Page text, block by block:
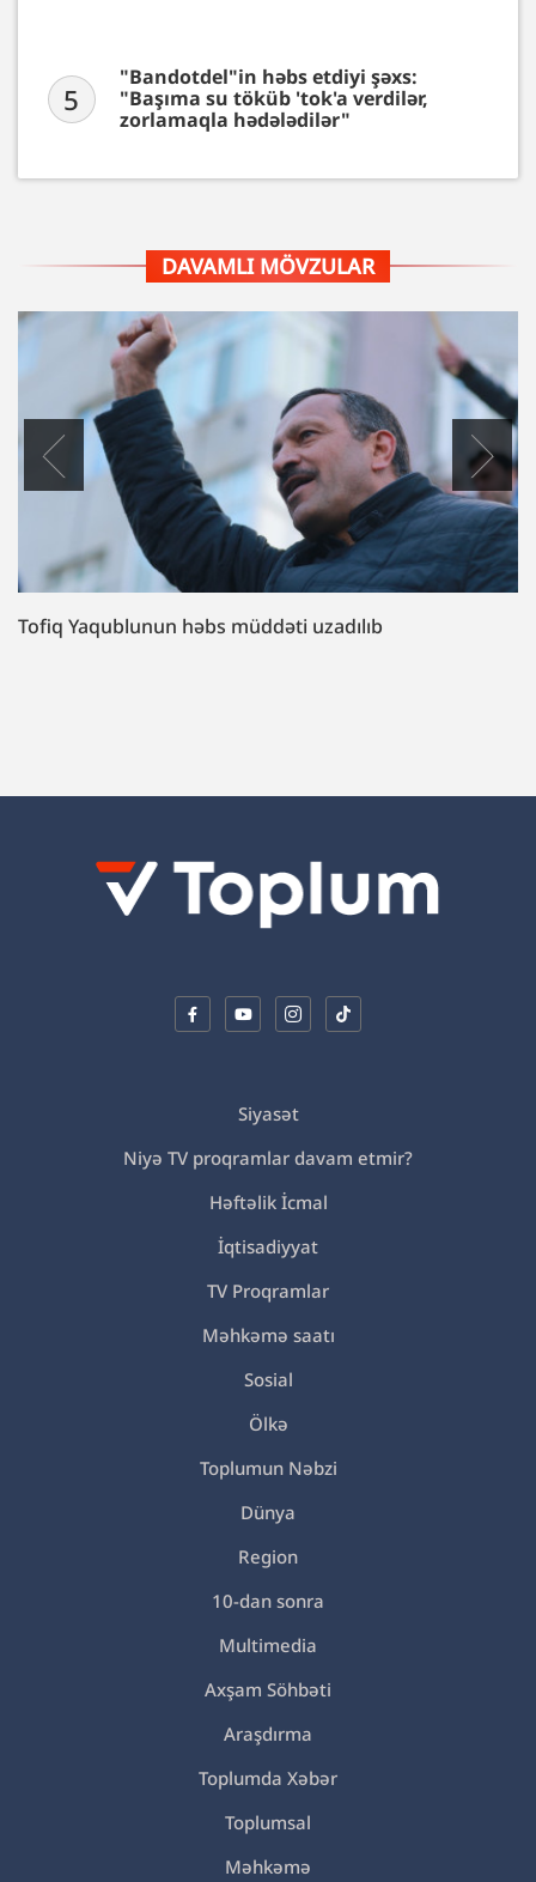
5
"Bandotdel"in həbs etdiyi şəxs:
"Başıma su töküb 'tok'a verdilər,
zorlamaqla hədələdilər"
DAVAMLI MÖVZULAR
Tofiq Yaqublunun həbs müddəti uzadılıb
Siyasət
Niyə TV proqramlar davam etmir?
Həftəlik İcmal
İqtisadiyyat
TV Proqramlar
Məhkəmə saatı
Sosial
Ölkə
Toplumun Nəbzi
Dünya
Region
10-dan sonra
Multimedia
Axşam Söhbəti
Araşdırma
Toplumda Xəbər
Toplumsal
Məhkəmə